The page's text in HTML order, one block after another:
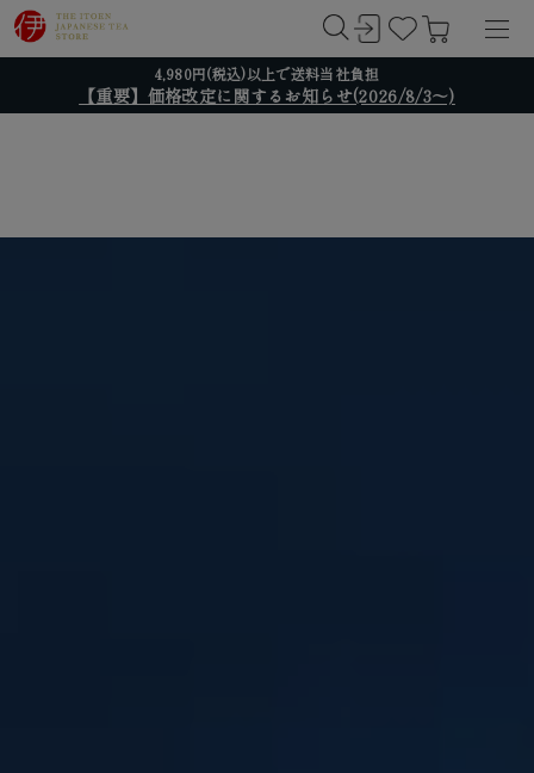
4,980円(税込)以上で送料当社負担
【重要】価格改定に関するお知らせ(2026/8/3～)